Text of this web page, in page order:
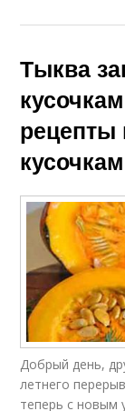
Тыква
рецепты
Добрый день,
летнего
теперь с новым